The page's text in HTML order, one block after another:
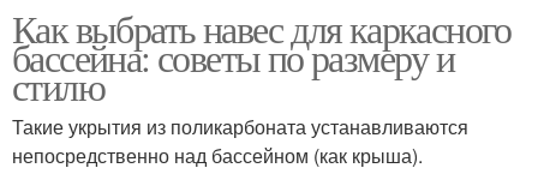
Как выбрать навес для каркасного
бассейна: советы по размеру и
стилю
Такие укрытия из поликарбоната устанавливаются
непосредственно над бассейном (как крыша).